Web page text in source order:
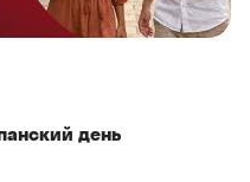
день